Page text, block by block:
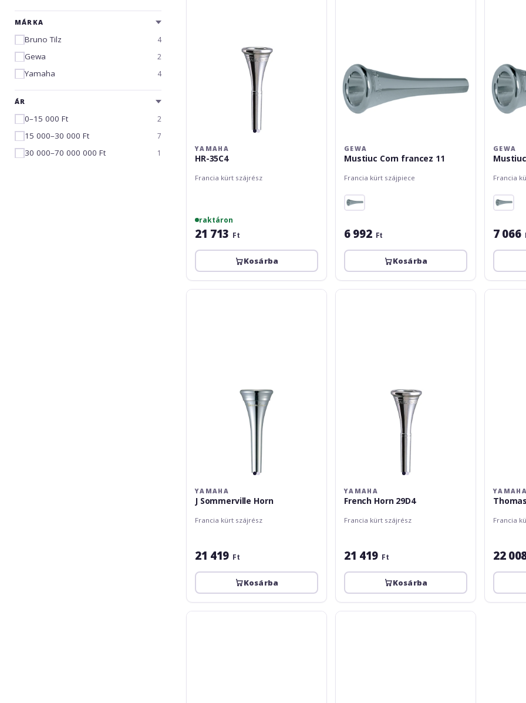
MÁRKA
Bruno Tilz 4
Gewa 2
Yamaha 4
ÁR
0–15 000 Ft 2
15 000–30 000 Ft 7
30 000–70 000 000 Ft 1 YAMAHA
HR-35C4
Francia kürt szájrész
raktáron
21 713 Ft
Kosárba
GEWA
Mustiuc Corn francez 11
Francia kürt szájpiece
6 992 Ft
Kosárba
GEWA
Francia
7 066
Yamaha
YAMAHA
J Sommerville Horn
Francia kürt szájrész
21 419 Ft
Kosárba
Yamaha
YAMAHA
French Horn 29D4
Francia kürt szájrész
21 419 Ft
Kosárba
Yamaha
YAMAHA
Francia
22
Bruno
Bruno